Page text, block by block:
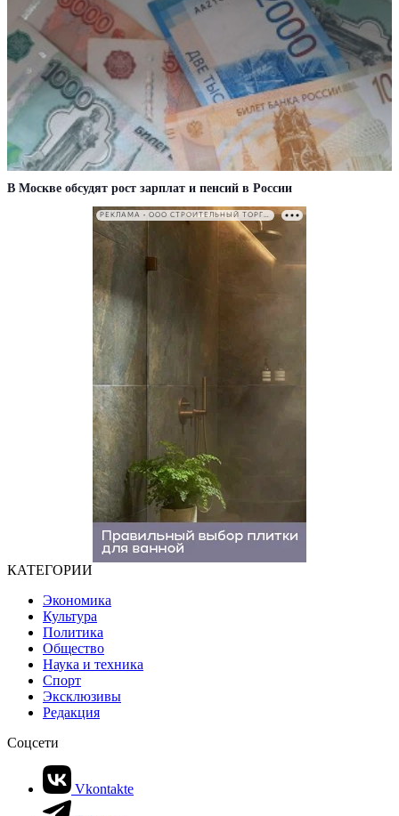
В Москве обсудят рост зарплат и пенсий в России
РЕКЛАМА • ООО СТРОИТЕЛЬНЫЙ ТОРГОВЫЙ ДОМ «ПЕТРОВИЧ». ИНН: 7802348846
КАТЕГОРИИ
Экономика
Культура
Политика
Общество
Наука и техника
Спорт
Эксклюзивы
Редакция
Соцсети
Vkontakte